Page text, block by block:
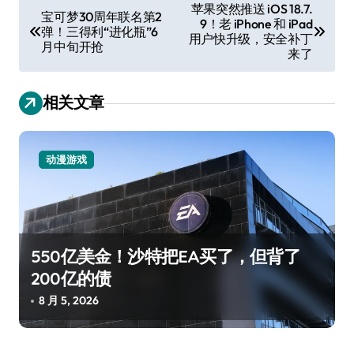
章
宝可梦30周年联名第2
弹！三得利“进化瓶”6
月中旬开抢
苹果突然推送 iOS 18.7.
9！老 iPhone 和 iPad
用户快升级，安全补丁
来了
相关文章
动漫游戏
550亿美金！沙特把EA买了，但背了
200亿的债
8 月 5, 2026